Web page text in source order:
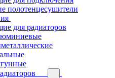
полотенцесушители
для радиаторов